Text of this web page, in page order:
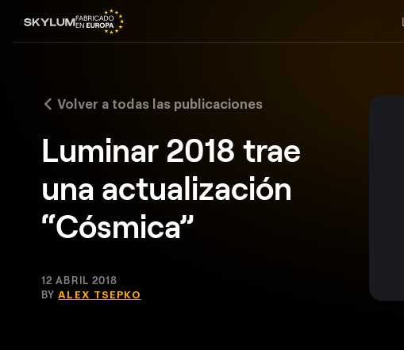
Volver a todas las publicaciones
Luminar 2018 trae
una actualización
“Cósmica”
12 ABRIL 2018
BYALEX TSEPKO